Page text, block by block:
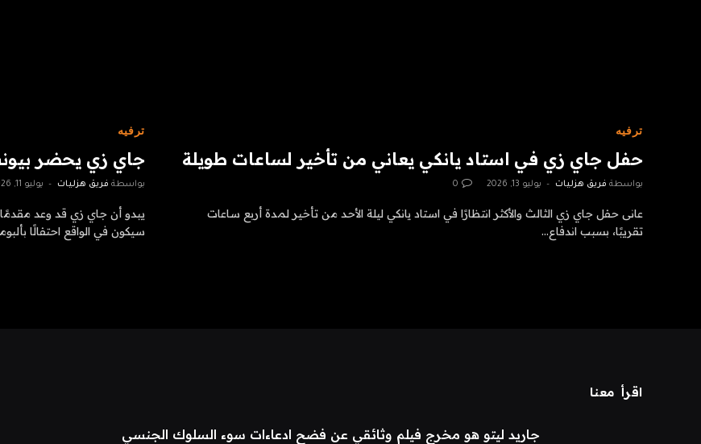
ترفيه
حفل جاي زي في استاد يانكي يعاني من تأخير لساعات طويلة
بواسطة فريق هزليات يوليو 13, 2026 0
عانى حفل جاي زي الثالث والأكثر انتظارًا في استاد يانكي ليلة الأحد من تأخير لمدة أربع ساعات
تقريبًا، بسبب اندفاع…
ترفيه
جاي زي يحضر
بواسطة فريق هزليات يوليو 11, 2026
سيكون في الواقع احتفالًا
اقرأ معنا
جاريد ليتو هو مخرج فيلم وثائقي عن فضح ادعاءات سوء السلوك الجنسي